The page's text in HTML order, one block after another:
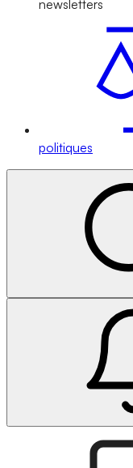
newsletters
politiques